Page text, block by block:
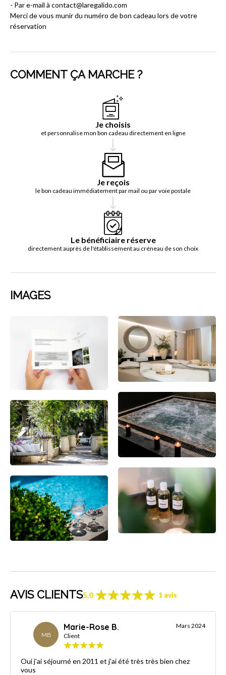
- Par e-mail à contact@laregalido.com
Merci de vous munir du numéro de bon cadeau lors de votre
réservation
COMMENT ÇA MARCHE ?
Je choisis
et personnalise mon bon cadeau directement en ligne
Je reçois
le bon cadeau immédiatement par mail ou par voie postale
Le bénéficiaire réserve
directement auprès de l'établissement au créneau de son choix
IMAGES
AVIS CLIENTS5.0 1 avis
MB
Marie-Rose B.
Client
Mars 2024
Oui j’ai séjourné en 2011 et j’ai été très très bien chez
vous